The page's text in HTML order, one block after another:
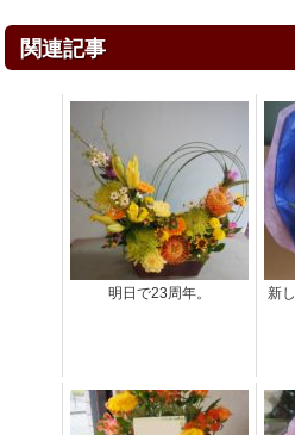
関連記事
明日で23周年。
新